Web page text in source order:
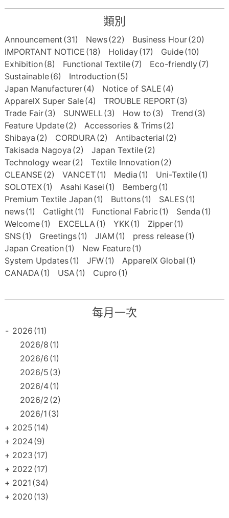
類別
Announcement (31) News(22) Business Hour(20)
IMPORTANT NOTICE (18) Holiday(17) Guide(10)
Exhibition (8) Functional Textile(7) Eco-friendly(7)
Sustainable(6) Introduction (5)
Japan Manufacturer(4) Notice of SALE (4)
ApparelX Super Sale(4) TROUBLE REPORT(3)
Trade Fair(3) SUNWELL(3) How to (3) Trend (3)
Feature Update(2) Accessories & Trims(2)
Shibaya (2) CORDURA(2) Antibacterial (2)
Takisada Nagoya (2) Japan Textile(2)
Technology wear(2) Textile Innovation (2)
CLEANSE (2) VANCET(1) Media (1) Uni-Textile(1)
SOLOTEX(1) Asahi Kasei (1) Bemberg (1)
Premium Textile Japan (1) Buttons(1) SALES(1)
news(1) Catlight (1) Functional Fabric (1) Senda (1)
Welcome(1) EXCELLA(1) YKK(1) Zipper(1)
SNS(1) Greetings(1) JIAM (1) press release(1)
Japan Creation (1) New Feature(1)
System Updates(1) JFW(1) ApparelX Global (1)
CANADA(1) USA(1) Cupro (1)
每月一次
- 2026 (11)
2026/8 (1)
2026/6 (1)
2026/5 (3)
2026/4(1)
2026/2 (2)
2026/1 (3)
+ 2025 (14)
+ 2024(9)
+ 2023 (17)
+ 2022 (17)
+ 2021 (34)
+ 2020 (13)